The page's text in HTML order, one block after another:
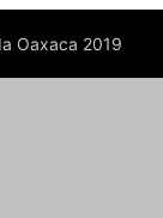
Oaxaca 2019